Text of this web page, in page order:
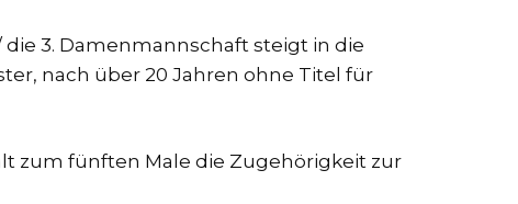
3. Damenmannschaft steigt in die
nach über 20 Jahren ohne Titel für
zum fünften Male die Zugehörigkeit zur